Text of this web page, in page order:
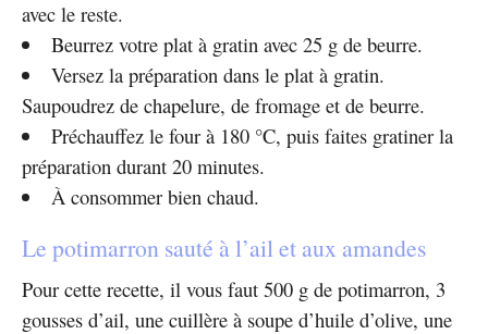
avec le reste.
Beurrez votre plat à gratin avec 25 g de beurre.
Versez la préparation dans le plat à gratin.
Saupoudrez de chapelure, de fromage et de beurre.
Préchauffez le four à 180 °C, puis faites gratiner la
préparation durant 20 minutes.
À consommer bien chaud.
Le potimarron sauté à l’ail et aux amandes
Pour cette recette, il vous faut 500 g de potimarron, 3
gousses d’ail, une cuillère à soupe d’huile d’olive, une